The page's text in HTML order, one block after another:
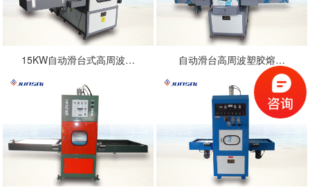
15KW自动滑台式高周波… 自动滑台高周波塑胶熔…